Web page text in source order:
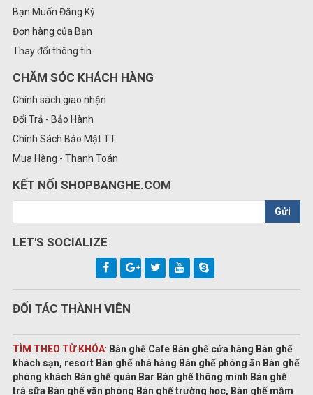
Bạn Muốn Đăng Ký
Đơn hàng của Bạn
Thay đổi thông tin
CHĂM SÓC KHÁCH HÀNG
Chính sách giao nhận
Đổi Trả - Bảo Hành
Chính Sách Bảo Mật TT
Mua Hàng - Thanh Toán
KẾT NỐI SHOPBANGHE.COM
Gửi
LET'S SOCIALIZE
ĐỐI TÁC THÀNH VIÊN
TÌM THEO TỪ KHÓA: Bàn ghế Cafe Bàn ghế cửa hàng Bàn ghế
khách sạn, resort Bàn ghế nhà hàng Bàn ghế phòng ăn Bàn ghế
phòng khách Bàn ghế quán Bar Bàn ghế thông minh Bàn ghế
trà sữa Bàn ghế văn phòng Bàn ghế trường học, Bàn ghế mầm